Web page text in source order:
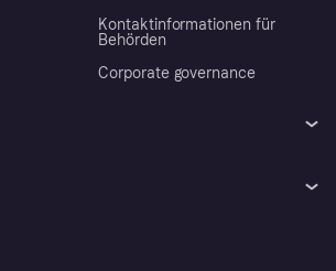
Kontaktinformationen für
Behörden
Corporate governance